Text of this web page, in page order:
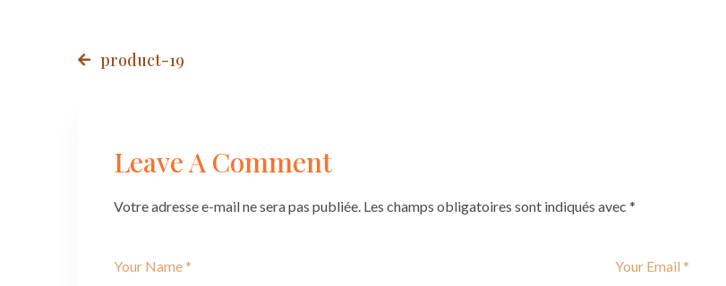
Post
product-19
Leave A Comment
Votre adresse e-mail ne sera pas publiée. Les champs obligatoires sont indiqués avec *